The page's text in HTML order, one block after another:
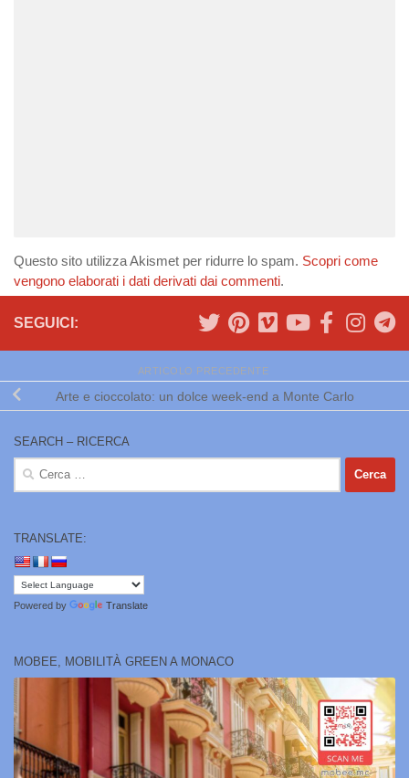
Questo sito utilizza Akismet per ridurre lo spam. Scopri come
vengono elaborati i dati derivati dai commenti.
SEGUICI:
ARTICOLO PRECEDENTE
Arte e cioccolato: un dolce week-end a Monte Carlo
SEARCH – RICERCA
Ricerca
TRANSLATE:
Powered by Translate
MOBEE, MOBILITÀ GREEN A MONACO